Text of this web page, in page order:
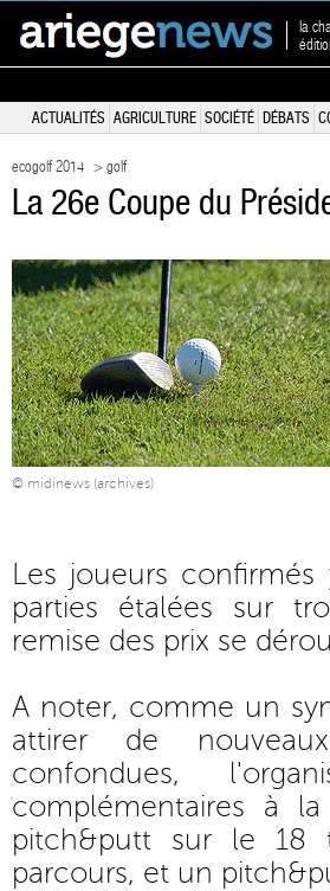
la
ACTUALITÉS AGRICULTURE SOCIÉTÉ DÉBATS
ecogolf 2014 > golf
La 26e Coupe du
© midinews (archives)
Les joueurs
parties étalées sur
remise des prix se
A noter, comme un
attirer de
confondues,
complémentaires à
pitch&putt sur le 18
parcours, et un